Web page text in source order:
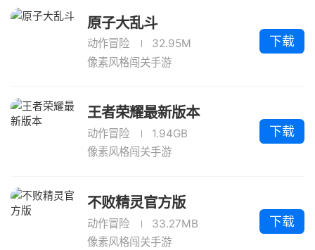
原子大乱斗
动作冒险
32.95M
像素风格闯关手游
下载
王者荣耀最新版本
动作冒险
1.94GB
像素风格闯关手游
下载
不败精灵官方版
动作冒险
33.27MB
像素风格闯关手游
下载